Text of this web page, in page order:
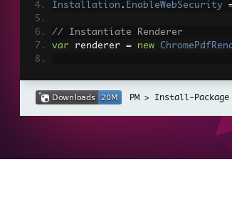
Installation . EnableWebSecurity
// Instantiate Renderer
var renderer = new
Install-